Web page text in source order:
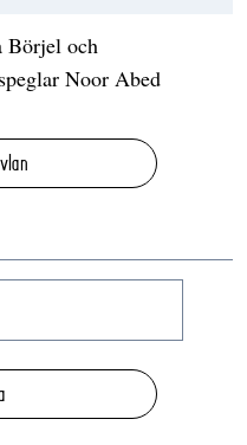
Börjel och
Noor Abed